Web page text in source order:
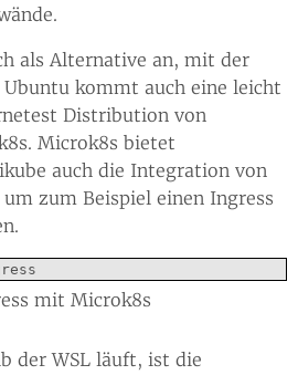
als Alternative an, mit der
kommt auch eine leicht
Distribution von
Microk8s bietet
auch die Integration von
zum Beispiel einen Ingress
mit Microk8s
der WSL läuft, ist die